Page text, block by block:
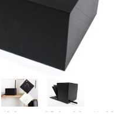
– A4, A5, A6
mit Stiftehalter